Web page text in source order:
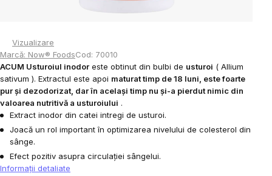
Vizualizare
Marcă: Now® FoodsCod: 70010
ACUM Usturoiul inodor este obtinut din bulbi de usturoi ( Allium
sativum ). Extractul este apoi maturat timp de 18 luni, este foarte
pur și dezodorizat, dar în același timp nu și-a pierdut nimic din
valoarea nutritivă a usturoiului .
Extract inodor din catei intregi de usturoi.
Joacă un rol important în optimizarea nivelului de colesterol din
sânge.
Efect pozitiv asupra circulației sângelui.
Informaţii detaliate